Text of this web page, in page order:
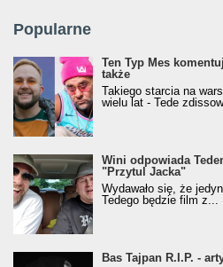
Popularne
Ten Typ Mes
także
Takiego starcia na
wielu lat - Tede
Wini odpowiada
"Przytul Jacka"
Wydawało się, że
Tedego będzie film z...
Bas Tajpan R.I.P. -